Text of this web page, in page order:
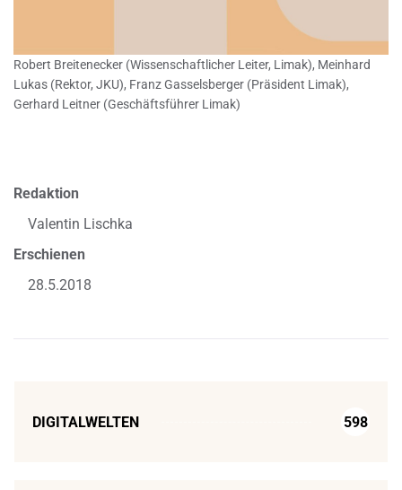
Robert Breitenecker (Wissenschaftlicher Leiter, Limak), Meinhard
Lukas (Rektor, JKU), Franz Gasselsberger (Präsident Limak),
Gerhard Leitner (Geschäftsführer Limak)
Redaktion
Valentin Lischka
Erschienen
28.5.2018
DIGITALWELTEN 598